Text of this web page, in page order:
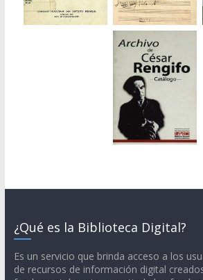
¿Qué es la Biblioteca Digital?
Es un servicio que brinda acceso a los
de recursos de información digital